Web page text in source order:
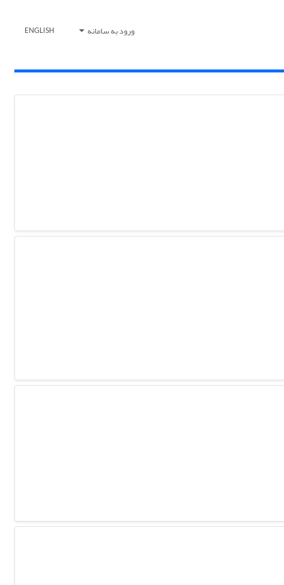
ورود به سامانه ENGLISH